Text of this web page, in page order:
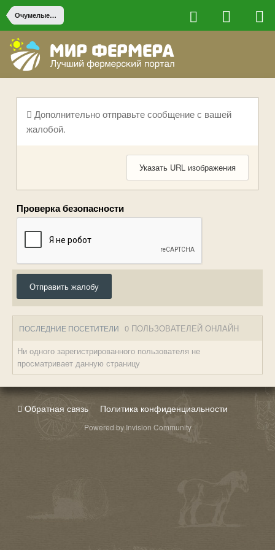
Очумелые ручки
Дополнительно отправьте сообщение с вашей
жалобой.
Указать URL изображения
Проверка безопасности
Отправить жалобу
ПОСЛЕДНИЕ ПОСЕТИТЕЛИ 0 ПОЛЬЗОВАТЕЛЕЙ ОНЛАЙН
Ни одного зарегистрированного пользователя не
просматривает данную страницу
Обратная связь Политика конфиденциальности
Powered by Invision Community